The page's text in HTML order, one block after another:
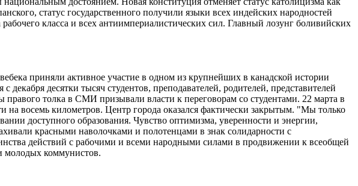
статус государственного получили языки всех индейских народностей
класса и всех антиимпериалистических сил. Главный лозунг боливийских
приняли активное участие в одном из крупнейших в канадской истории
десятки тысяч студентов, преподавателей, родителей, представителей
толка в СМИ призывали власти к переговорам со студентами. 22 марта в
восемь километров. Центр города оказался фактически закрытым. "Мы только
доступного образования. Чувство оптимизма, уверенности и энергии,
красными наволочками и полотенцами в знак солидарности с
действий с рабочими и всеми народными силами в продвижении к всеобщей
молодых коммунистов.